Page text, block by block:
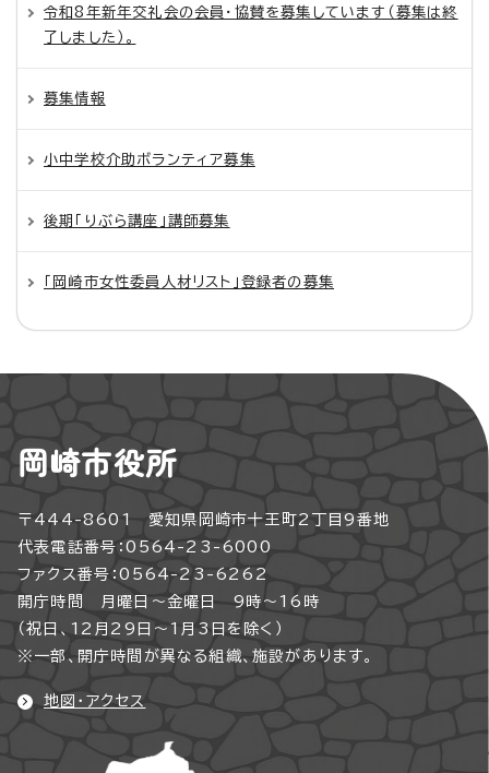
令和8年新年交礼会の会員・協賛を募集しています（募集は終
了しました）。
募集情報
小中学校介助ボランティア募集
後期「りぶら講座」講師募集
「岡崎市女性委員人材リスト」登録者の募集
岡崎市役所
〒444-8601 愛知県岡崎市十王町2丁目9番地
代表電話番号：0564-23-6000
ファクス番号：0564-23-6262
開庁時間 月曜日～金曜日 9時～16時
（祝日、12月29日～1月3日を除く）
※一部、開庁時間が異なる組織、施設があります。
地図・アクセス